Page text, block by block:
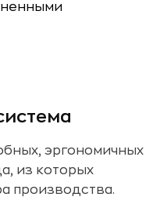
эргономичных
из которых
производства.